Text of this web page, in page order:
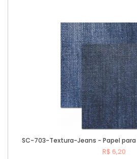
SC-703-Textura-Jeans - Papel para
R$ 6,20